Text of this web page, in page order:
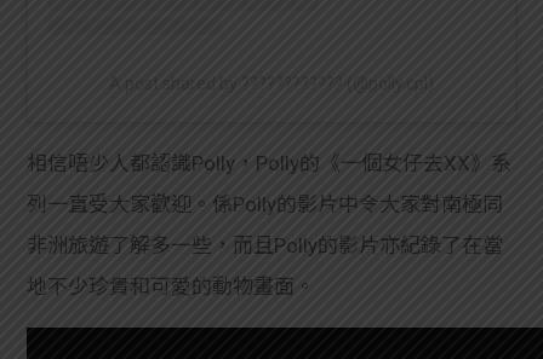
A post shared by ???????????? (@polly.cpl)
相信唔少人都認識Polly，Polly的《一個女仔去XX》系
列一直受大家歡迎。係Polly的影片中令大家對南極同
非洲旅遊了解多一些，而且Polly的影片亦紀錄了在當
地不少珍貴和可愛的動物畫面。